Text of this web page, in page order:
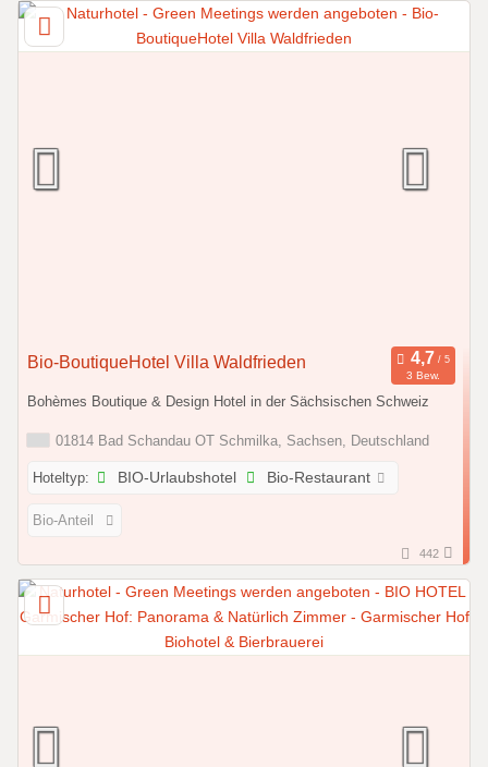
Bio-BoutiqueHotel Villa Waldfrieden
3 Bew.
Bohèmes Boutique & Design Hotel in der Sächsischen Schweiz
01814 Bad Schandau OT Schmilka, Sachsen, Deutschland
Hoteltyp: BIO-Urlaubshotel Bio-Restaurant
Bio-Anteil
442